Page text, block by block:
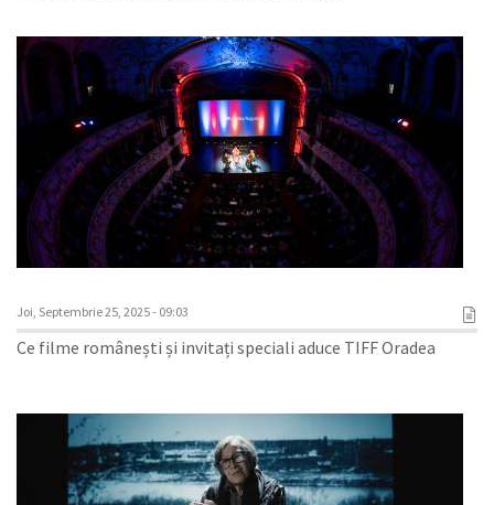
Joi, Septembrie 25, 2025 - 09:03
Ce filme românești și invitați speciali aduce TIFF Oradea